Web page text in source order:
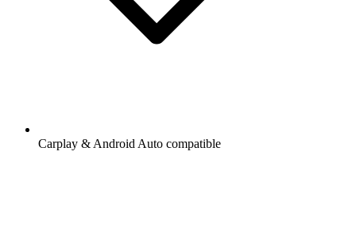
Carplay & Android Auto compatible